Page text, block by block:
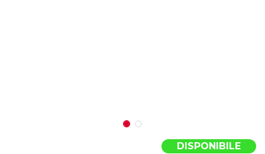
DISPONIBILE